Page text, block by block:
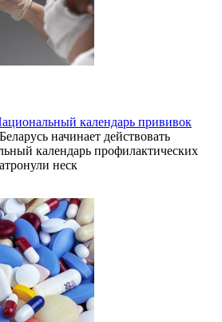
календарь прививок
начинает действовать
календарь профилактических
неск